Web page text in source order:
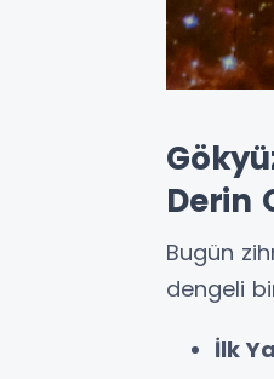
Derin
Bugün
dengeli
İlk